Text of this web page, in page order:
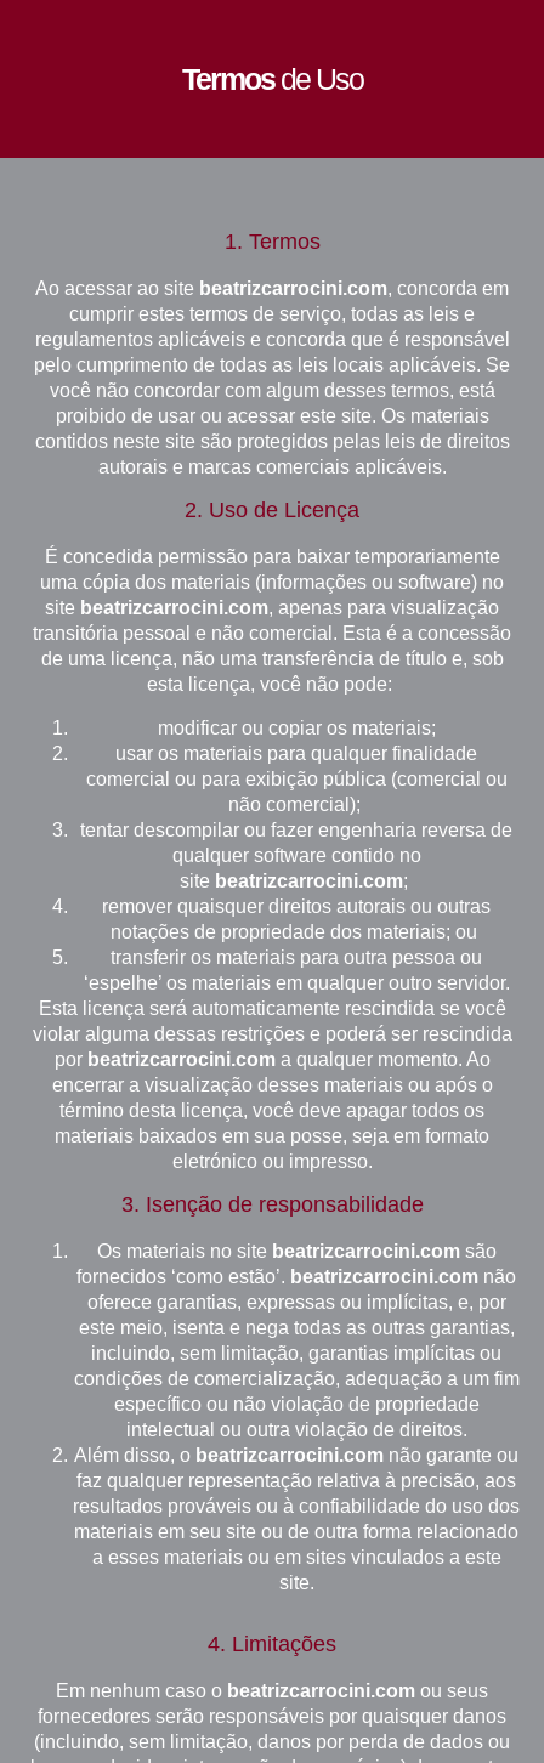
Termosde Uso
1. Termos
Ao acessar ao site beatrizcarrocini.com, concorda em
cumprir estes termos de serviço, todas as leis e
regulamentos aplicáveis e concorda que é responsável
pelo cumprimento de todas as leis locais aplicáveis. Se
você não concordar com algum desses termos, está
proibido de usar ou acessar este site. Os materiais
contidos neste site são protegidos pelas leis de direitos
autorais e marcas comerciais aplicáveis.
2. Uso de Licença
É concedida permissão para baixar temporariamente
uma cópia dos materiais (informações ou software) no
site beatrizcarrocini.com, apenas para visualização
transitória pessoal e não comercial. Esta é a concessão
de uma licença, não uma transferência de título e, sob
esta licença, você não pode:
modificar ou copiar os materiais;
usar os materiais para qualquer finalidade
comercial ou para exibição pública (comercial ou
não comercial);
tentar descompilar ou fazer engenharia reversa de
qualquer software contido no
site beatrizcarrocini.com;
remover quaisquer direitos autorais ou outras
notações de propriedade dos materiais; ou
transferir os materiais para outra pessoa ou
‘espelhe’ os materiais em qualquer outro servidor.
Esta licença será automaticamente rescindida se você
violar alguma dessas restrições e poderá ser rescindida
por beatrizcarrocini.coma qualquer momento. Ao
encerrar a visualização desses materiais ou após o
término desta licença, você deve apagar todos os
materiais baixados em sua posse, seja em formato
eletrónico ou impresso.
3. Isenção de responsabilidade
Os materiais no site beatrizcarrocini.comsão
fornecidos ‘como estão’. beatrizcarrocini.com não
oferece garantias, expressas ou implícitas, e, por
este meio, isenta e nega todas as outras garantias,
incluindo, sem limitação, garantias implícitas ou
condições de comercialização, adequação a um fim
específico ou não violação de propriedade
intelectual ou outra violação de direitos.
Além disso, o beatrizcarrocini.com não garante ou
faz qualquer representação relativa à precisão, aos
resultados prováveis ou à confiabilidade do uso dos
materiais em seu site ou de outra forma relacionado
a esses materiais ou em sites vinculados a este
site.
4. Limitações
Em nenhum caso o beatrizcarrocini.com ou seus
fornecedores serão responsáveis por quaisquer danos
(incluindo, sem limitação, danos por perda de dados ou